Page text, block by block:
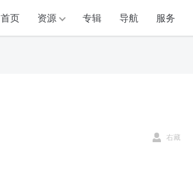
首页 资源 专辑 导航 服务
右藏